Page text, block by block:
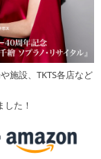
施設、TKTS各店など
た！